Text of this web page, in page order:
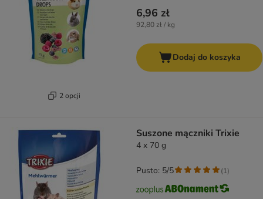
2 opcji
6,96 zł
92,80 zł / kg
Dodaj do koszyka
Suszone mączniki Trixie
4 x 70 g
Pusto: 5/5 (1)